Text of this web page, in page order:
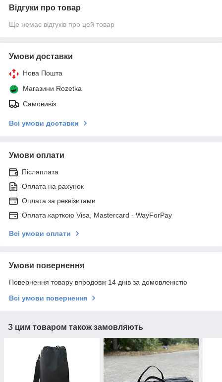
Відгуки про товар
Ще немає відгуків про цей товар
Умови доставки
Нова Пошта
Магазини Rozetka
Самовивіз
Всі умови доставки
Умови оплати
Післяплата
Оплата на рахунок
Оплата за реквізитами
Оплата карткою Visa, Mastercard - WayForPay
Всі умови оплати
Умови повернення
Повернення товару впродовж 14 днів за домовленістю
Всі умови повернення
З цим товаром також замовляють